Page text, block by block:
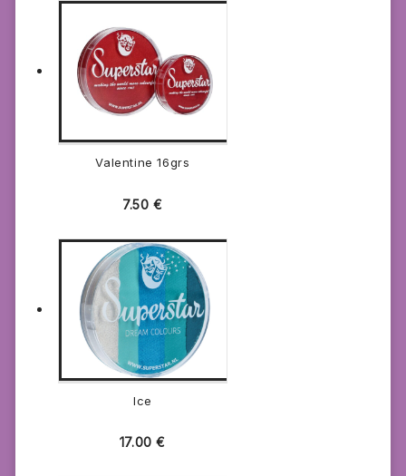
Valentine 16grs
7.50€
Ice
17.00€